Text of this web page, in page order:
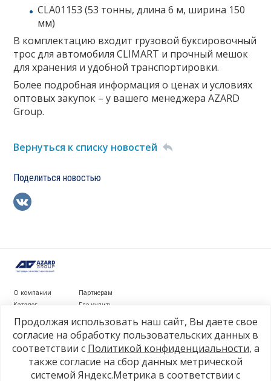
CLA01153 (53 тонны, длина 6 м, ширина 150
мм)
В комплектацию входит грузовой буксировочный
трос для автомобиля CLIMART и прочный мешок
для хранения и удобной транспортировки.
Более подробная информация о ценах и условиях
оптовых закупок – у вашего менеджера AZARD
Group.
Вернуться к списку новостей
Поделиться новостью
О компании
Каталог
Новости
Видеообзоры
Партнерам
Где купить
г. Рязань, ул. Маяковского, д. 1а, стр. 3
+7 4912 77-80-81
info@azard.ru
Продолжая использовать наш сайт, Вы даете свое
согласие на обработку пользовательских данных в
соответствии с Политикой конфиденциальности, а
также согласие на сбор данных метрической
системой Яндекс.Метрика в соответствии с